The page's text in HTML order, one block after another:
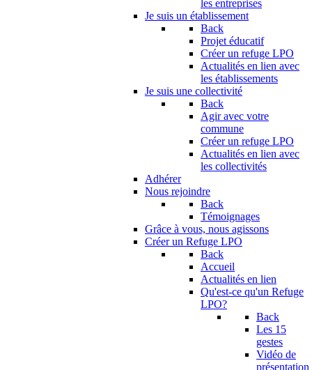
les entreprises
Je suis un établissement
Back
Projet éducatif
Créer un refuge LPO
Actualités en lien avec
les établissements
Je suis une collectivité
Back
Agir avec votre
commune
Créer un refuge LPO
Actualités en lien avec
les collectivités
Adhérer
Nous rejoindre
Back
Témoignages
Grâce à vous, nous agissons
Créer un Refuge LPO
Back
Accueil
Actualités en lien
Qu'est-ce qu'un Refuge
LPO?
Back
Les 15
gestes
Vidéo de
présentation